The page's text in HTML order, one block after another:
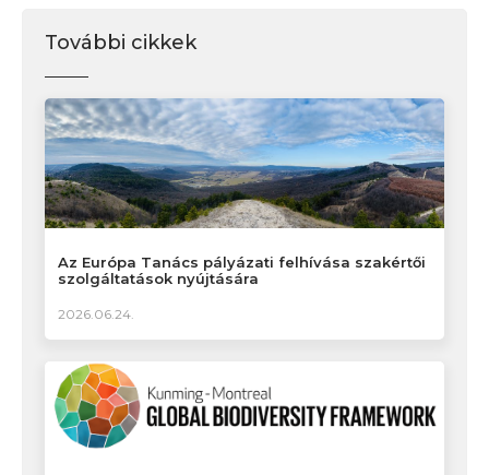
További cikkek
Az Európa Tanács pályázati felhívása szakértői
szolgáltatások nyújtására
2026.06.24.